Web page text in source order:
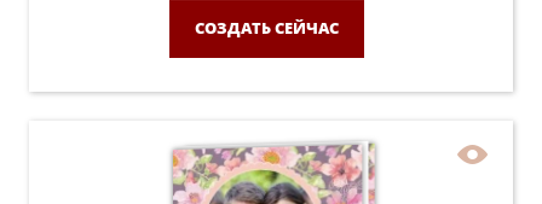
СОЗДАТЬ СЕЙЧАС